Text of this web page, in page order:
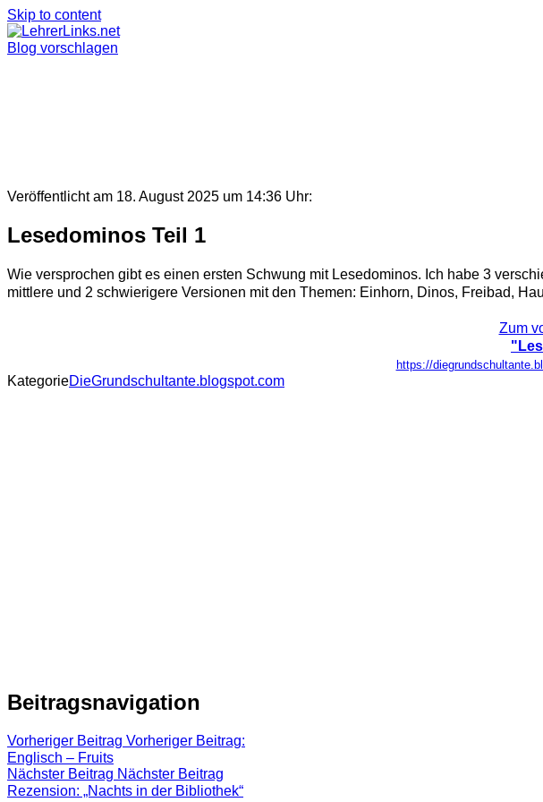
Skip to content
Blog vorschlagen
Veröffentlicht am 18. August 2025 um 14:36 Uhr:
Lesedominos Teil 1
Wie versprochen gibt es einen ersten Schwung mit Lesedominos. Ich habe 3
mittlere und 2 schwierigere Versionen mit den Themen: Einhorn, Dinos, Freibad,
Zum
https://
KategorieDieGrundschultante.blogspot.com
Beitragsnavigation
Vorheriger Beitrag Vorheriger Beitrag:
Englisch – Fruits
Nächster Beitrag Nächster Beitrag
Rezension: „Nachts in der Bibliothek“